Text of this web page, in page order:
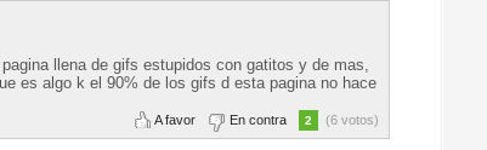
llena de gifs estupidos con gatitos y de mas,
es algo k el 90% de los gifs d esta pagina no hace
A favor En contra 2 (6 votos)